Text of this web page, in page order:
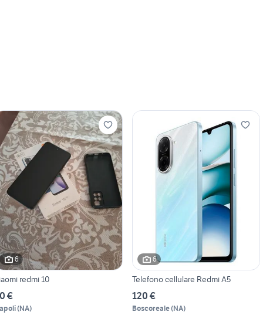
6
redmi 10
€
(NA)
6
Telefono cellulare Redmi A5
120 €
Boscoreale(NA)